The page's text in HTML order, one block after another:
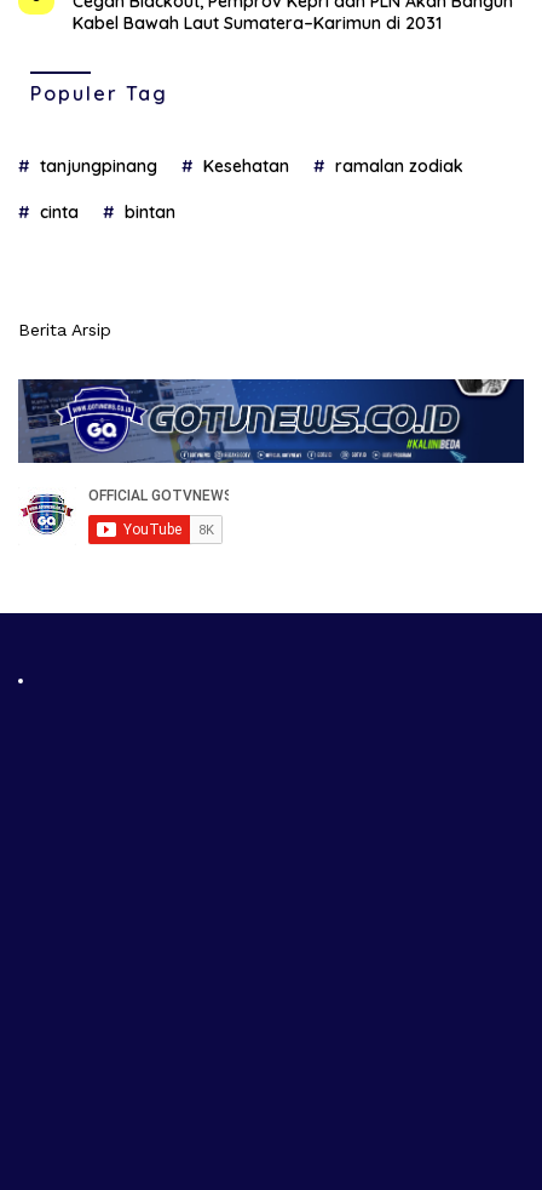
Kabel Bawah Laut Sumatera–Karimun di 2031
Populer Tag
tanjungpinang Kesehatan ramalan zodiak
cinta bintan
Berita Arsip